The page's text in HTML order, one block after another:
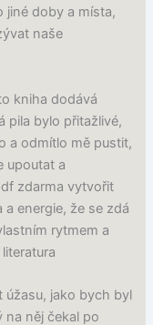
jiné doby a místa,
naše
kniha dodává
pila bylo přitažlivé,
a odmítlo mě pustit,
upoutat a
zdarma vytvořit
energie, že se zdá
rytmem a
úžasu, jako bych byl
na něj čekal po